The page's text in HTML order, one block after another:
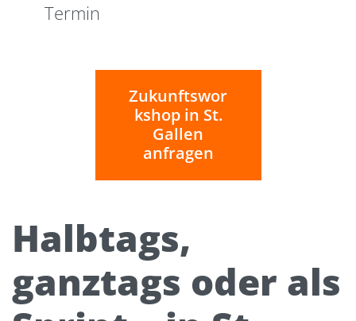
Termin
Zukunftswor
kshop in St.
Gallen
anfragen
Halbtags,
ganztags oder als